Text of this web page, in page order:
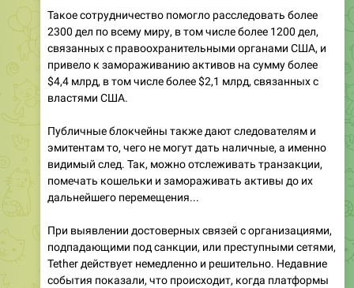
Такое сотрудничество помогло расследовать более
2300 дел по всему миру, в том числе более 1200 дел,
связанных с правоохранительными органами США, и
привело к замораживанию активов на сумму более
$4,4 млрд, в том числе более $2,1 млрд, связанных с
властями США.
Публичные блокчейны также дают следователям и
эмитентам то, чего не могут дать наличные, а именно
видимый след. Так, можно отслеживать транзакции,
помечать кошельки и замораживать активы до их
дальнейшего перемещения...
При выявлении достоверных связей с организациями,
подпадающими под санкции, или преступными сетями,
Tether действует немедленно и решительно. Недавние
события показали, что происходит, когда платформы